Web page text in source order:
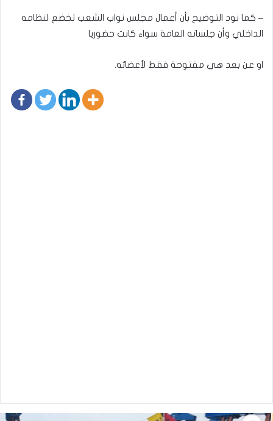
– كما نود التوضيح بأن أعمال مجلس نواب الشعب تخضع لنظامه
الداخلي وأن جلساته العامة سواء كانت حضوريا
او عن بعد هي مفتوحة فقط لأعضائه.